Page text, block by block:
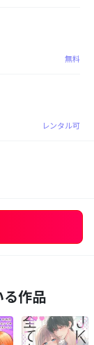
無料
レンタル可
る作品